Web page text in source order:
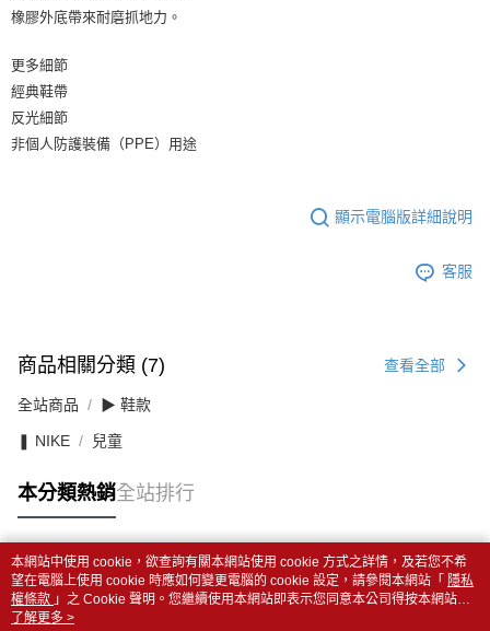
橡膠外底帶來耐磨抓地力。
更多細節
經典鞋帶
反光細節
非個人防護裝備（PPE）用途
顯示電腦版詳細說明
客服
商品相關分類 (7) 查看全部
全站商品 ▶ 鞋款
❚ NIKE 兒童
本分類熱銷全站排行
熱門標籤
本網站中使用 cookie，欲查詢有關本網站使用 cookie 方式之詳情，及若您不希
望在電腦上使用 cookie 時應如何變更電腦的 cookie 設定，請參閱本網站「 隱私
權條款 」之 Cookie 聲明。您繼續使用本網站即表示您同意本公司得按本網站使
用條款之 Cookie 聲明使用 cookie。
了解更多 >